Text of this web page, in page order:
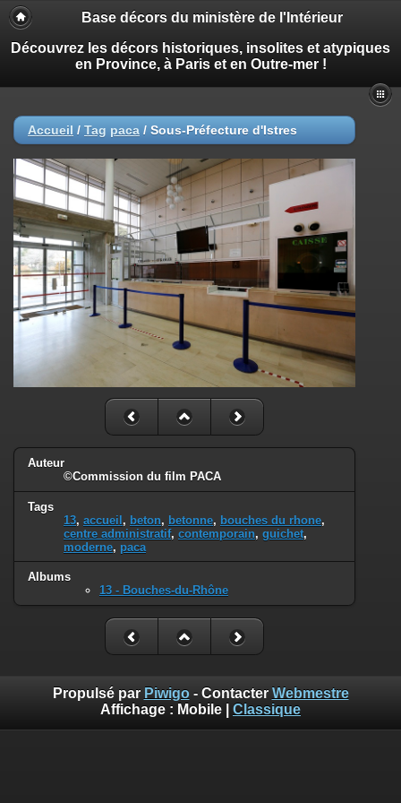
Base décors du ministère de l'Intérieur
Découvrez les décors historiques, insolites et atypiques
en Province, à Paris et en Outre-mer !
Accueil / Tag paca / Sous-Préfecture d'Istres
Auteur
©Commission du film PACA
Tags
13, accueil, beton, betonne, bouches du rhone,
centre administratif, contemporain, guichet,
moderne, paca
Albums
13 - Bouches-du-Rhône
Propulsé par Piwigo- Contacter Webmestre
Affichage : Mobile Classique